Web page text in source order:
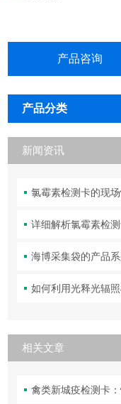
产品咨询
产品分类
新闻资讯
氯霉素检测卡的现
海博采集袋的产品
如何利用光释光辐
相关文章
禽类新城疫检测卡